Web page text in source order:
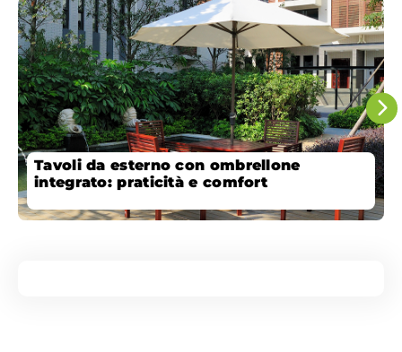
Tavoli da esterno con ombrellone
integrato: praticità e comfort